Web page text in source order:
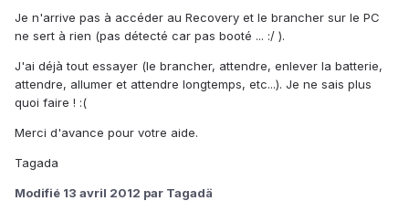
Je n'arrive pas à accéder au Recovery et le brancher sur le PC
ne sert à rien (pas détecté car pas booté ... :/ ).
J'ai déjà tout essayer (le brancher, attendre, enlever la batterie,
attendre, allumer et attendre longtemps, etc...). Je ne sais plus
quoi faire ! :(
Merci d'avance pour votre aide.
Tagada
Modifié 13 avril 2012 par Tagadä